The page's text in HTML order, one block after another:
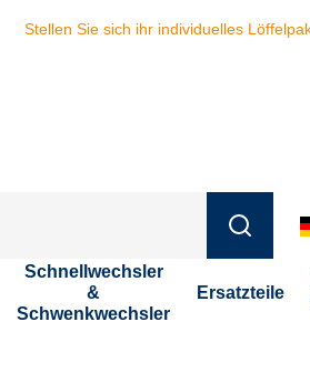
sich ihr individuelles Löffelpaket für
Schnellwechsler
&
Schwenkwechsler
Ersatzteile